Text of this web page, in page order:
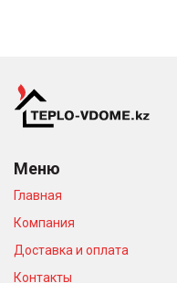
Меню
Главная
Компания
Доставка и оплата
Контакты